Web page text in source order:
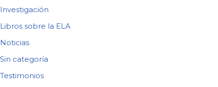
Investigación
Libros sobre la ELA
Noticias
Sin categoría
Testimonios